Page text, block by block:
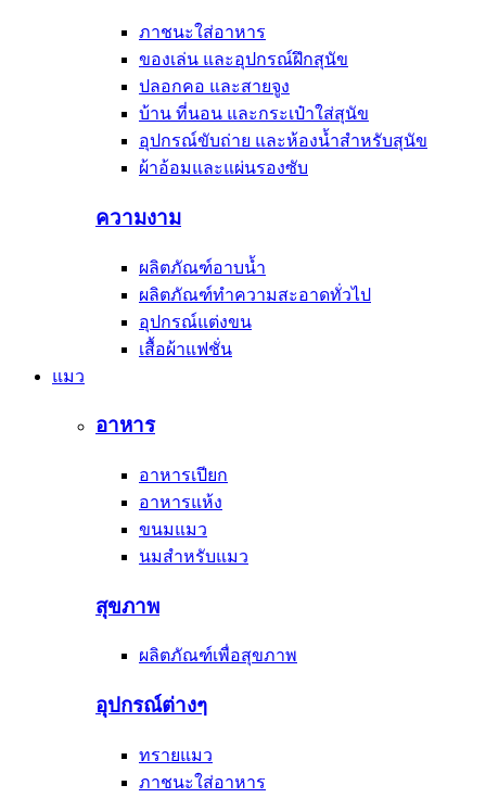
ภาชนะใส่อาหาร
ของเล่น และอุปกรณ์ฝึกสุนัข
ปลอกคอ และสายจูง
บ้าน ที่นอน และกระเป๋าใส่สุนัข
อุปกรณ์ขับถ่าย และห้องน้ำสำหรับสุนัข
ผ้าอ้อมและแผ่นรองซับ
ความงาม
ผลิตภัณฑ์อาบน้ำ
ผลิตภัณฑ์ทำความสะอาดทั่วไป
อุปกรณ์แต่งขน
เสื้อผ้าแฟชั่น
แมว
อาหาร
อาหารเปียก
อาหารแห้ง
ขนมแมว
นมสำหรับแมว
สุขภาพ
ผลิตภัณฑ์เพื่อสุขภาพ
อุปกรณ์ต่างๆ
ทรายแมว
ภาชนะใส่อาหาร